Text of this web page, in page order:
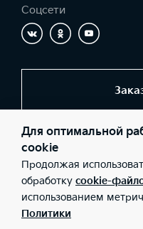
Соцсети
© 2026 Юридические лица
77-00; ИНН: 6311098600;
Московском» (Фактический
262а; Телефон: +7 (846)
1176313003173), ООО «Киа
г.Москва, Валовая 26;
7728674093; ОГРН:
Для оптимальной
cookie
Продолжая
обработку cookie-
использованием
Политики